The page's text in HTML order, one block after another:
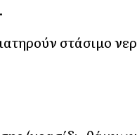
στάσιμο